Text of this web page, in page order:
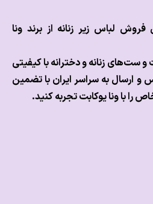
زیر زنانه از برند ونا
و دخترانه با کیفیتی
به سراسر ایران با تضمین
یوکابت تجربه کنید.